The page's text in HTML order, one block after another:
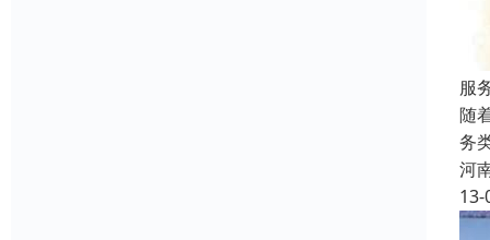
服
随
务
河
13-